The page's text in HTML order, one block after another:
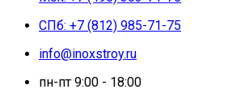
СПб: +7 (812) 985-71-75
info@inoxstroy.ru
пн-пт 9:00 - 18:00